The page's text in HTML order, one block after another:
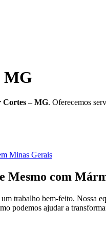
MG
Cortes – MG. Oferecemos
Minas Gerais
Mesmo com
trabalho bem-feito. Nossa
podemos ajudar a